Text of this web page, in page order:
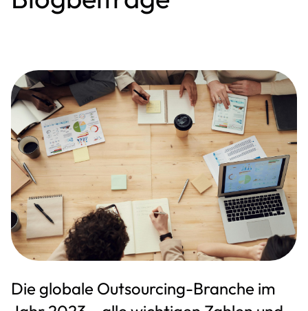
Die globale Outsourcing-Branche im